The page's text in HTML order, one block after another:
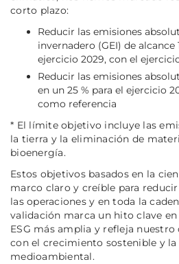
corto plazo:
Reducir las emisiones
invernadero (GEI) de alcance
ejercicio 2029, con el
Reducir las emisiones
en un 25 % para el ejercicio
como referencia
* El límite objetivo incluye las
la tierra y la eliminación de
bioenergía.
Estos objetivos basados en la
marco claro y creíble para
las operaciones y en toda la
validación marca un hito clave
ESG más amplia y refleja
con el crecimiento sostenible y la
medioambiental.